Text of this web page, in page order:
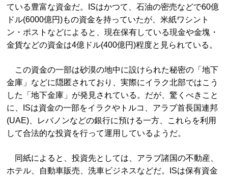
ている豊富な資金だ。ISはかつて、石油の密売などで60億
ドル(6000億円)もの資金を持っていたが、米紙ワシント
ン・ポストなどによると、現在保有している現金や金塊・
金貨などの資金は4億ドル(400億円)程度と見られている。
この資金の一部は砂漠の地中に設けられた秘密の「地下
金庫」などに隠匿されており、実際にイラク北部ではこう
した「地下金庫」が発見されている。だが、驚くべきこと
に、ISは資金の一部をイラクやトルコ、アラブ首長国連邦
(UAE)、レバノンなどの銀行に預ける一方、これらを利用
して合法的な投資を行って運用しているようだ。
同紙によると、投資先としては、アラブ諸国の不動産、
ホテル、自動車販売、洗車ビジネスなどだ。ISは保有資金